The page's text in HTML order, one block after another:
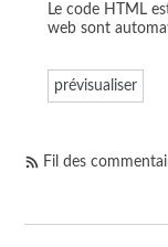
Le code HTML
web sont
Fil des